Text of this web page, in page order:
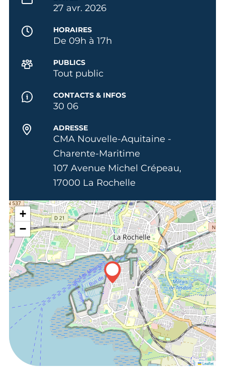
27 avr. 2026
HORAIRES
De 09h à 17h
PUBLICS
Tout public
CONTACTS & INFOS
30 06
ADRESSE
CMA Nouvelle-Aquitaine -
Charente-Maritime
107 Avenue Michel Crépeau,
17000 La Rochelle
+
−
Leaflet